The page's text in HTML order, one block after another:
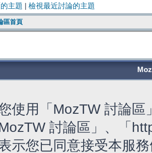
主題 檢視最近討論的主題
區首頁
使用「MozTW 討論
MozTW 討論區」、「
示您已同意接受本服